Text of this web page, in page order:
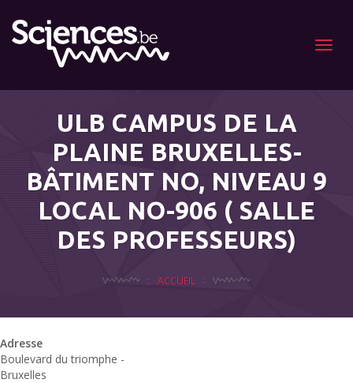
Menu
ULB CAMPUS DE LA
PLAINE BRUXELLES-
BÂTIMENT NO, NIVEAU 9
LOCAL NO-906 ( SALLE
DES PROFESSEURS)
ACCUEIL
Adresse
Boulevard du triomphe -
Bruxelles